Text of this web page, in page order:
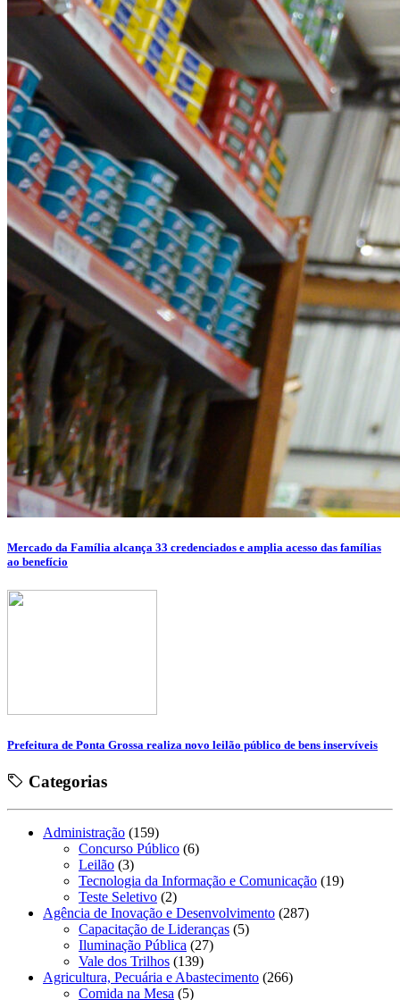
Mercado da Família alcança 33 credenciados e amplia acesso das famílias
ao benefício
Prefeitura de Ponta Grossa realiza novo leilão público de bens inservíveis
Categorias
Administração (159)
Concurso Público (6)
Leilão (3)
Tecnologia da Informação e Comunicação (19)
Teste Seletivo (2)
Agência de Inovação e Desenvolvimento (287)
Capacitação de Lideranças (5)
Iluminação Pública (27)
Vale dos Trilhos (139)
Agricultura, Pecuária e Abastecimento (266)
Comida na Mesa (5)